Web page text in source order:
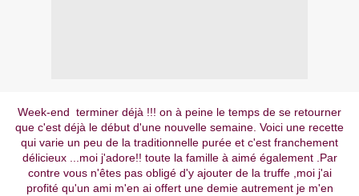
Week-end terminer déjà !!! on à peine le temps de se retourner
que c'est déjà le début d'une nouvelle semaine. Voici une recette
qui varie un peu de la traditionnelle purée et c'est franchement
délicieux ...moi j'adore!! toute la famille à aimé également .Par
contre vous n'êtes pas obligé d'y ajouter de la truffe ,moi j'ai
profité qu'un ami m'en ai offert une demie autrement je m'en